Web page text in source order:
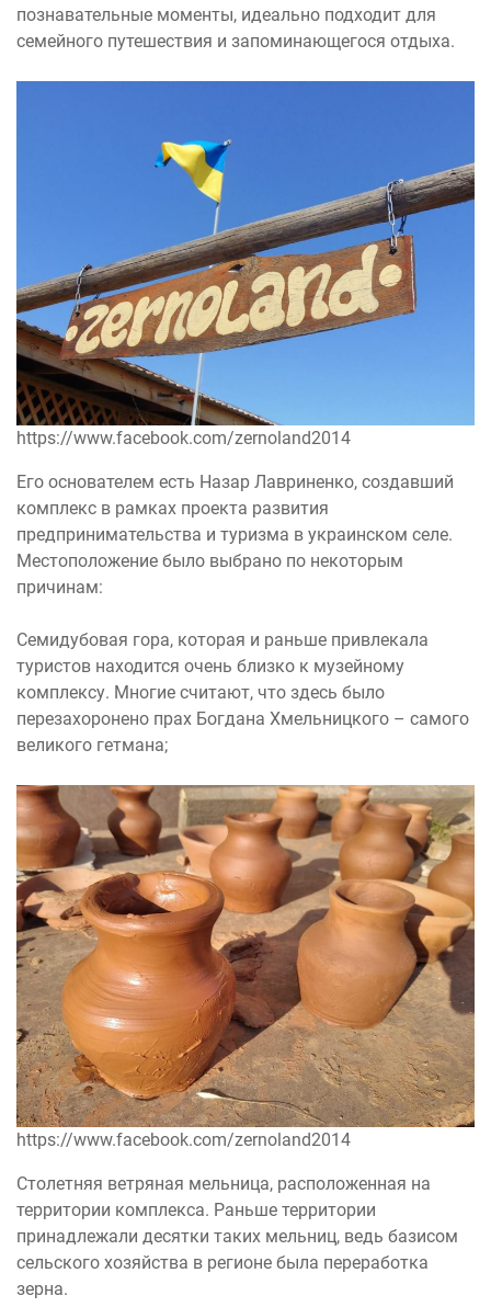
познавательные моменты, идеально подходит для
семейного путешествия и запоминающегося отдыха.
https://www.facebook.com/zernoland2014
Его основателем есть Назар Лавриненко, создавший
комплекс в рамках проекта развития
предпринимательства и туризма в украинском селе.
Местоположение было выбрано по некоторым
причинам:
Семидубовая гора, которая и раньше привлекала
туристов находится очень близко к музейному
комплексу. Многие считают, что здесь было
перезахоронено прах Богдана Хмельницкого – самого
великого гетмана;
https://www.facebook.com/zernoland2014
Столетняя ветряная мельница, расположенная на
территории комплекса. Раньше территории
принадлежали десятки таких мельниц, ведь базисом
сельского хозяйства в регионе была переработка
зерна.